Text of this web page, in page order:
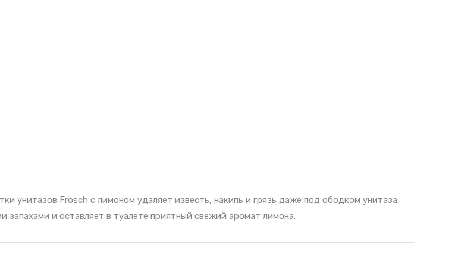
унитазов Frosch с лимоном удаляет известь, накипь и грязь даже под ободком унитаза.
и оставляет в туалете приятный свежий аромат лимона.